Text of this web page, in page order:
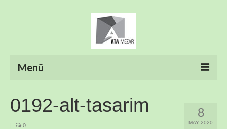
Menü
8
MAY 2020
0192-alt-tasarim
| 0